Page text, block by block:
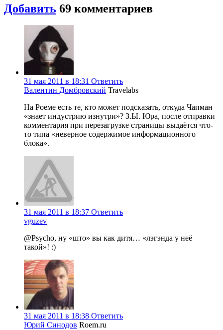
Добавить 69 комментариев
31 мая 2011 в 18:31 Ответить
Валентин Домбровский Travelabs
На Роеме есть те, кто может подсказать, откуда Чапман
«знает индустрию изнутри»? З.Ы. Юра, после отправки
комментария при перезагрузке страницы выдаётся что-
то типа «неверное содержимое информационного
блока».
31 мая 2011 в 18:37 Ответить
vguzev
@Psycho, ну «што» вы как дитя… «лэгэнда у неё
такой»! :)
31 мая 2011 в 18:38 Ответить
Юрий Синодов Roem.ru